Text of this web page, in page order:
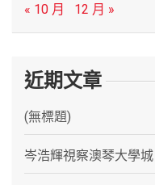
« 10 月
12 月 »
近期文章
(無標題)
岑浩輝視察澳琴大學